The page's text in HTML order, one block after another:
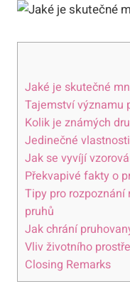
Jaké je skutečné
Tajemství významu
Kolik je známých
Jedinečné
Jak se vyvíjí
Překvapivé fakty o
Tipy pro rozpoznání
pruhů
Jak chrání
Vliv životního
Closing Remarks